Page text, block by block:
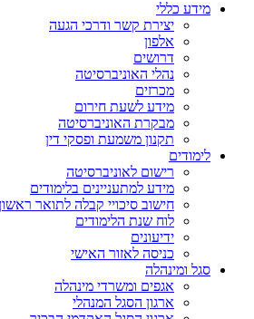
מידע כללי
יצירת קשר ודרכי הגעה
אלפון
דרושים
נהלי האוניברסיטה
מכרזים
מידע לשעת חירום
מבקרת האוניברסיטה
תקנון משמעת ופסקי דין
לימודים
רישום לאוניברסיטה
מידע למתעניינים בלימודים
חישוב סיכויי קבלה לתואר
לוח שנת הלימודים
ידיעונים
כניסה לאזור האישי
סגל ומינהלה
אגפים ומשרדי מינהלה
ארגון הסגל המנהלי